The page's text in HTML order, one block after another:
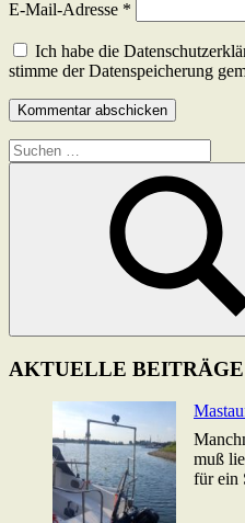
E-Mail-Adresse *
Ich habe die
stimme der Datenspeicherung
Suchen
nach:
Suchen
AKTUELLE BEITRÄGE
muß
für ein